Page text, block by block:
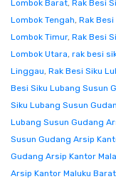
Lombok Barat, Rak Besi
Lombok Tengah, Rak
Lombok Timur, Rak Besi
Lombok Utara, rak besi
Linggau, Rak Besi Siku
Besi Siku Lubang Susun
Siku Lubang Susun
Lubang Susun Gudang
Susun Gudang Arsip
Gudang Arsip Kantor
Arsip Kantor Maluku